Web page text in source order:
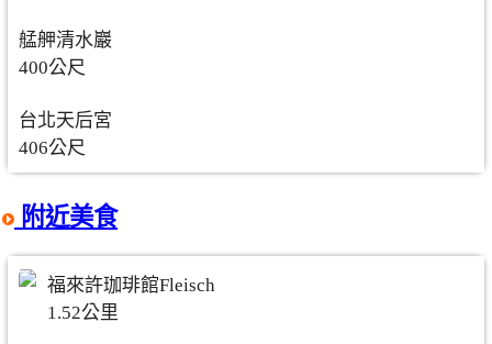
艋舺清水巖
400公尺
台北天后宮
406公尺
附近美食
福來許珈琲館Fleisch
1.52公里